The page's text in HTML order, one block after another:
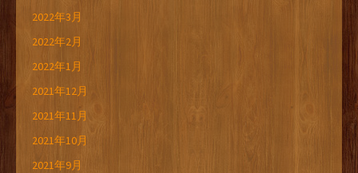
2022年3月
2022年2月
2022年1月
2021年12月
2021年11月
2021年10月
2021年9月